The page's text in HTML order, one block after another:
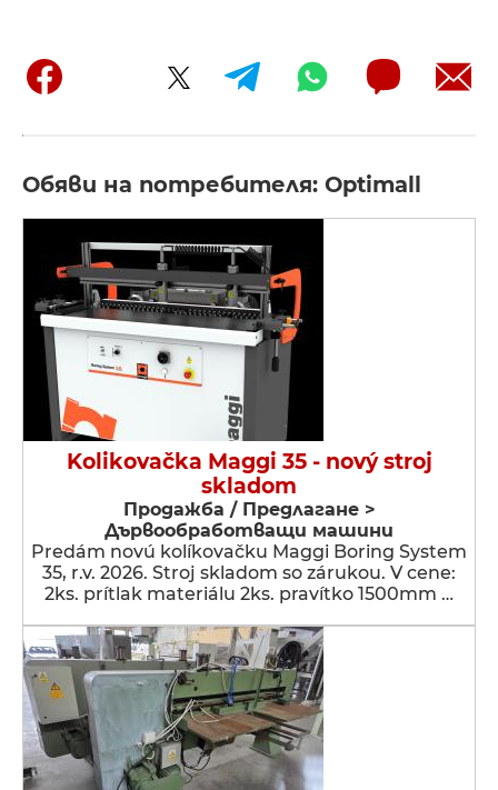
Обяви на потребителя: Optimall
Kolikovačka Maggi 35 - nový stroj
skladom
Продажба / Предлагане >
Дървообработващи машини
Predám novú kolíkovačku Maggi Boring System
35, r.v. 2026. Stroj skladom so zárukou. V cene:
2ks. prítlak materiálu 2ks. pravítko 1500mm …